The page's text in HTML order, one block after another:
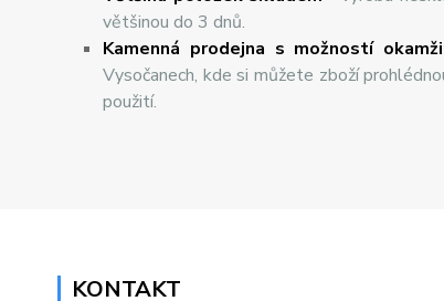
většinou do 3 dnů.
Kamenná prodejna s možností
Vysočanech, kde si můžete zboží
použití.
KONTAKT